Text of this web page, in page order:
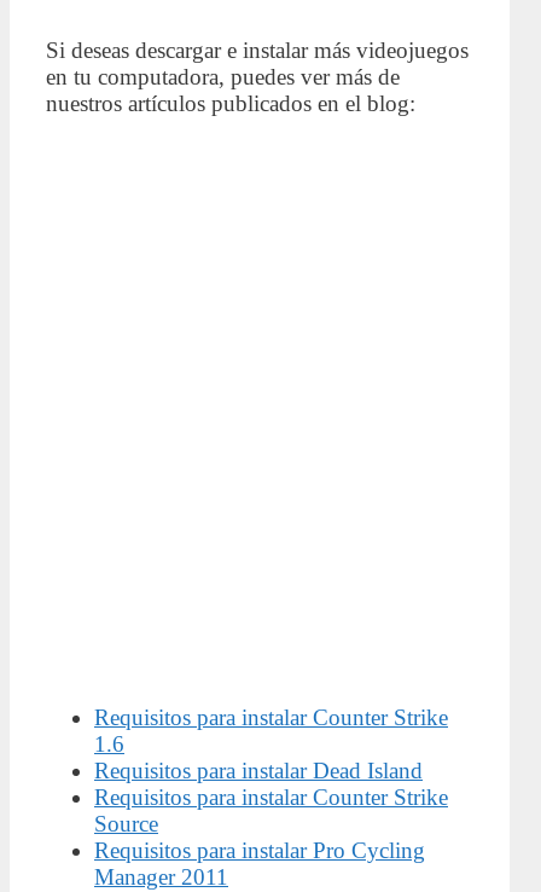
Si deseas descargar e instalar más videojuegos
en tu computadora, puedes ver más de
nuestros artículos publicados en el blog:
Requisitos para instalar Counter Strike
1.6
Requisitos para instalar Dead Island
Requisitos para instalar Counter Strike
Source
Requisitos para instalar Pro Cycling
Manager 2011